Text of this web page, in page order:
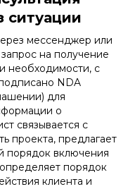
ситуации
мессенджер или
на получение
необходимости, с
NDA
для
о
связывается с
проекта, предлагает
порядок включения
порядок
клиента и